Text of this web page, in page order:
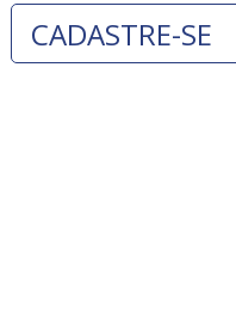
CADASTRE-SE